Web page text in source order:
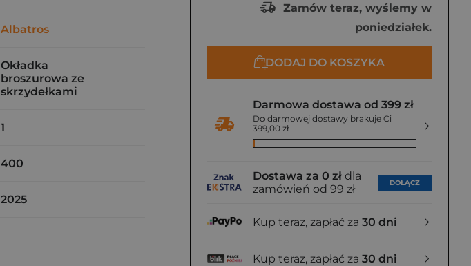
Zamów teraz, wyślemy w
poniedziałek.
DODAJ DO KOSZYKA
Darmowa dostawa od 399 zł
Do darmowej dostawy brakuje Ci
399,00 zł
Dostawa za 0 zł dla
zamówień od 99 zł
DOŁĄCZ
Kup teraz, zapłać za 30 dni
Kup teraz, zapłać za 30 dni
Albatros
Okładka
broszurowa ze
skrzydełkami
1
400
2025